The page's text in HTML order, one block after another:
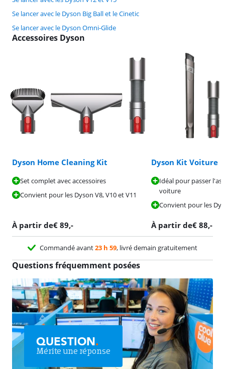
Se lancer avec le Dyson Big Ball et le Cinetic
Se lancer avec le Dyson Omni-Glide
Accessoires Dyson
Dyson Home Cleaning Kit
Set complet avec accessoires
Convient pour les Dyson V8, V10 et V11
À partir de€ 89,-
Dyson Kit Voiture
Idéal pour passer
voiture
Convient pour les
À partir de€88,-
Commandé avant23 h 59, livré demain gratuitement
Questions fréquemment posées
QUESTION.
Mérite une réponse